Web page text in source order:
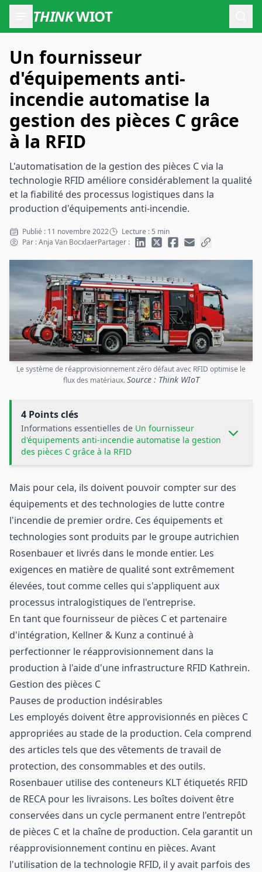
THINKWIOT
Un fournisseur
d'équipements anti-
incendie automatise la
gestion des pièces C grâce
à la RFID
L'automatisation de la gestion des pièces C via la
technologie RFID améliore considérablement la qualité
et la fiabilité des processus logistiques dans la
production d'équipements anti-incendie.
Publié : 11 novembre 2022
Lecture : 5 min
Par : Anja Van BocxlaerPartager :
Le système de réapprovisionnement zéro défaut avec RFID optimise le
flux des matériaux.Source : Think WIoT
4 Points clés
Informations essentielles de Un fournisseur
d'équipements anti-incendie automatise la gestion
des pièces C grâce à la RFID
Mais pour cela, ils doivent pouvoir compter sur des
équipements et des technologies de lutte contre
l'incendie de premier ordre. Ces équipements et
technologies sont produits par le groupe autrichien
Rosenbauer et livrés dans le monde entier. Les
exigences en matière de qualité sont extrêmement
élevées, tout comme celles qui s'appliquent aux
processus intralogistiques de l'entreprise.
En tant que fournisseur de pièces C et partenaire
d'intégration, Kellner & Kunz a continué à
perfectionner le réapprovisionnement dans la
production à l'aide d'une infrastructure RFID Kathrein.
Gestion des pièces C
Pauses de production indésirables
Les employés doivent être approvisionnés en pièces C
appropriées au stade de la production. Cela comprend
des articles tels que des vêtements de travail de
protection, des consommables et des outils.
Rosenbauer utilise des conteneurs KLT étiquetés RFID
de RECA pour les livraisons. Les boîtes doivent être
conservées dans un cycle permanent entre l'entrepôt
de pièces C et la chaîne de production. Cela garantit un
réapprovisionnement continu en pièces. Avant
l'utilisation de la technologie RFID, il y avait parfois des